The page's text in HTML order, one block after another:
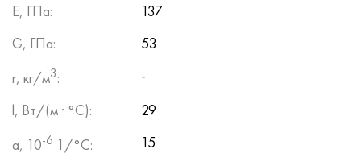
Е, ГПа:
137
G, ГПа:
53
r, кг/м3:
-
l, Вт/(м · °С):
29
a, 10-6 1/°С:
15